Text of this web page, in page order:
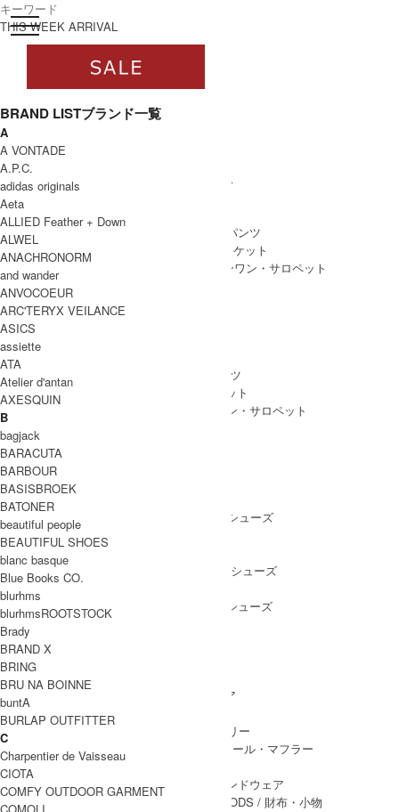
toggle navigation
ログイン
すべて
WOMEN
WOMEN ALL ITEM
/ ワンピース
SKIRT
BOTTOMS
/ ボトムス・パンツ
/ アウター・ジャケット
/ オールインワン・サロペット
MEN
MEN ALL ITEM
/ ボトムス・パンツ
/ アウター・ジャケット
/ オールインワン・サロペット
SHOES
SHOES ALL ITEM
/ ドレスシューズ
BOOTS
PUMPS
/ バレエシューズ
OTHER SHOES
/ その他シューズ
GOODS
GOODS ALL ITEM
/ 帽子・ヘッドウェア
BAG
ACCESSARY
/ アクセサリー
/ ストール・マフラー
LEG WEAR
HAND WEAR
/ 手袋・ハンドウェア
WALLET&GENERAL GOODS / 財布・小物
THIS WEEK ARRIVAL
BRAND LISTブランド一覧
A
A VONTADE
A.P.C.
adidas originals
Aeta
ALLIED Feather + Down
ALWEL
ANACHRONORM
and wander
ANVOCOEUR
ARC'TERYX VEILANCE
ASICS
assiette
ATA
Atelier d'antan
AXESQUIN
B
bagjack
BARACUTA
BARBOUR
BASISBROEK
BATONER
beautiful people
BEAUTIFUL SHOES
blanc basque
Blue Books CO.
blurhms
blurhmsROOTSTOCK
Brady
BRAND X
BRING
BRU NA BOINNE
buntA
BURLAP OUTFITTER
C
Charpentier de Vaisseau
CIOTA
COMFY OUTDOOR GARMENT